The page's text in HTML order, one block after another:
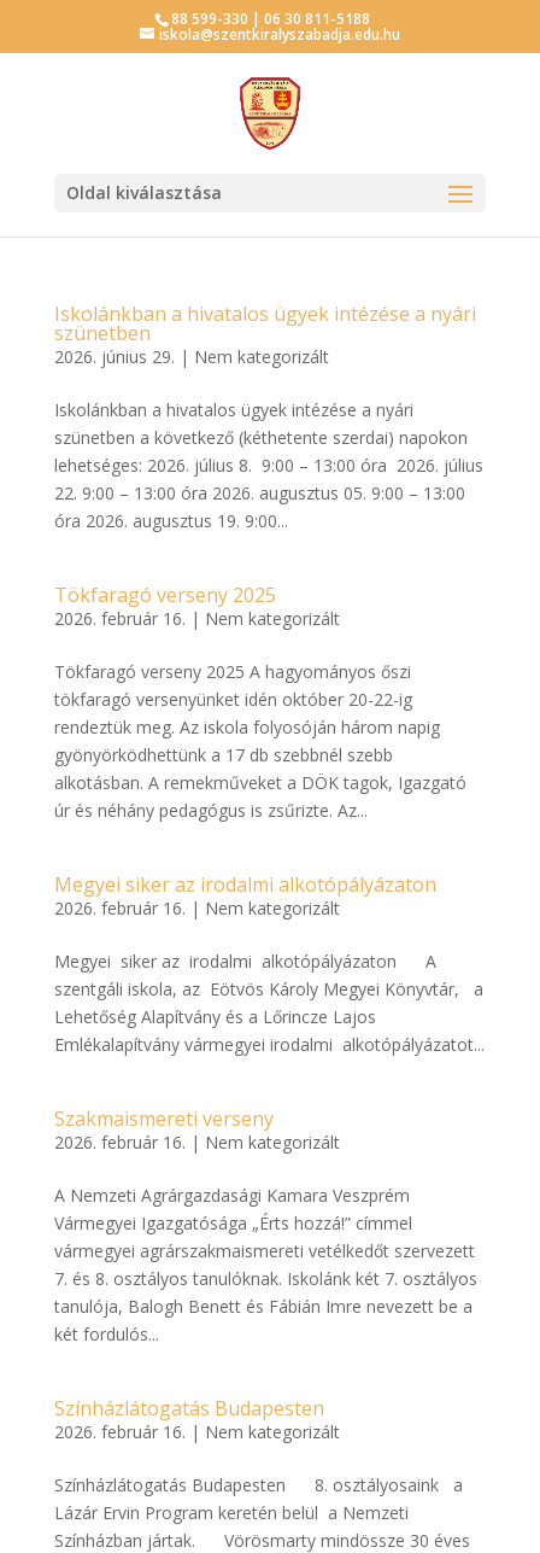
88 599-330 | 06 30 811-5188
iskola@szentkiralyszabadja.edu.hu
Oldal kiválasztása
Iskolánkban a hivatalos ügyek intézése a nyári
szünetben
2026. június 29. | Nem kategorizált
Iskolánkban a hivatalos ügyek intézése a nyári
szünetben a következő (kéthetente szerdai) napokon
lehetséges: 2026. július 8. 9:00 – 13:00 óra 2026. július
22. 9:00 – 13:00 óra 2026. augusztus 05. 9:00 – 13:00
óra 2026. augusztus 19. 9:00...
Tökfaragó verseny 2025
2026. február 16. | Nem kategorizált
Tökfaragó verseny 2025 A hagyományos őszi
tökfaragó versenyünket idén október 20-22-ig
rendeztük meg. Az iskola folyosóján három napig
gyönyörködhettünk a 17 db szebbnél szebb
alkotásban. A remekműveket a DÖK tagok, Igazgató
úr és néhány pedagógus is zsűrizte. Az...
Megyei siker az irodalmi alkotópályázaton
2026. február 16. | Nem kategorizált
Megyei siker az irodalmi alkotópályázaton A
szentgáli iskola, az Eötvös Károly Megyei Könyvtár, a
Lehetőség Alapítvány és a Lőrincze Lajos
Emlékalapítvány vármegyei irodalmi alkotópályázatot...
Szakmaismereti verseny
2026. február 16. | Nem kategorizált
A Nemzeti Agrárgazdasági Kamara Veszprém
Vármegyei Igazgatósága „Érts hozzá!” címmel
vármegyei agrárszakmaismereti vetélkedőt szervezett
7. és 8. osztályos tanulóknak. Iskolánk két 7. osztályos
tanulója, Balogh Benett és Fábián Imre nevezett be a
két fordulós...
Színházlátogatás Budapesten
2026. február 16. | Nem kategorizált
Színházlátogatás Budapesten 8. osztályosaink a
Lázár Ervin Program keretén belül a Nemzeti
Színházban jártak. Vörösmarty mindössze 30 éves